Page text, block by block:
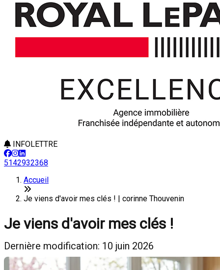
INFOLETTRE
5142932368
Accueil
Je viens d'avoir mes clés ! | corinne Thouvenin
Je viens d'avoir mes clés !
Dernière modification: 10 juin 2026